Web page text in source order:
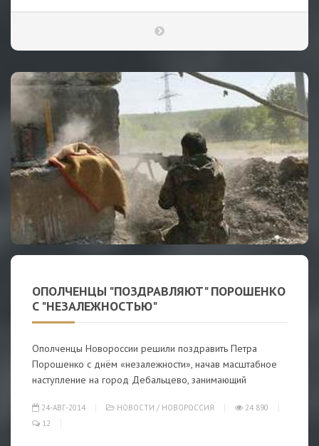
ОПОЛЧЕНЦЫ "ПОЗДРАВЛЯЮТ" ПОРОШЕНКО
С "НЕЗАЛЕЖНОСТЬЮ"
Ополченцы Новороссии решили поздравить Петра
Порошенко с днём «незалежности», начав масштабное
наступление на город Дебальцево, занимающий
24-АВГ-2014 НОВОСТИ / НОВОРОССИЯ
24 890
12